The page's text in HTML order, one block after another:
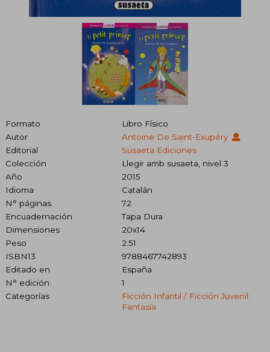
Formato
Libro Físico
Autor
Antoine De Saint-Exupéry
Editorial
Susaeta Ediciones
Colección
Llegir amb susaeta, nivel 3
Año
2015
Idioma
Catalán
N° páginas
72
Encuadernación
Tapa Dura
Dimensiones
20x14
Peso
2.51
ISBN13
9788467742893
Editado en
España
N° edición
1
Categorías
Ficción Infantil / Ficción Juvenil:
Fantasía